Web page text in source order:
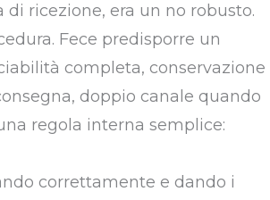
di ricezione, era un no robusto.
Fece predisporre un
completa, conservazione
doppio canale quando
regola interna semplice:
correttamente e dando i